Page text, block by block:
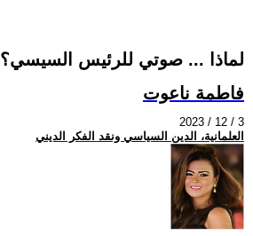
لماذا ... صوتي للرئيس السيسي؟
فاطمة ناعوت
2023 / 12 / 3
العلمانية، الدين السياسي ونقد الفكر الديني